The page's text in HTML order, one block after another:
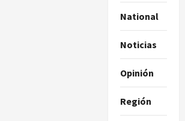
National
Noticias
Opinión
Región